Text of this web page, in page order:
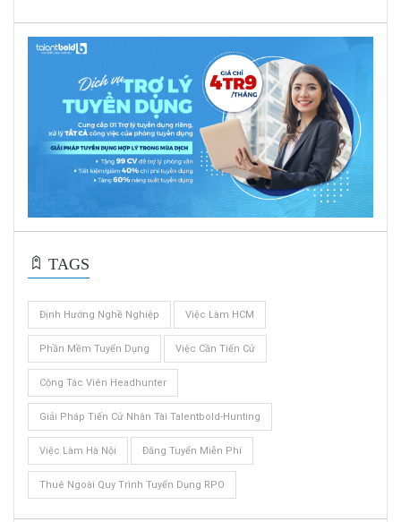
TAGS
Định Hướng Nghề Nghiệp Việc Làm HCM
Phần Mềm Tuyển Dụng Việc Cần Tiến Cử
Cộng Tác Viên Headhunter
Giải Pháp Tiến Cử Nhân Tài Talentbold-Hunting
Việc Làm Hà Nội Đăng Tuyển Miễn Phí
Thuê Ngoài Quy Trình Tuyển Dụng RPO